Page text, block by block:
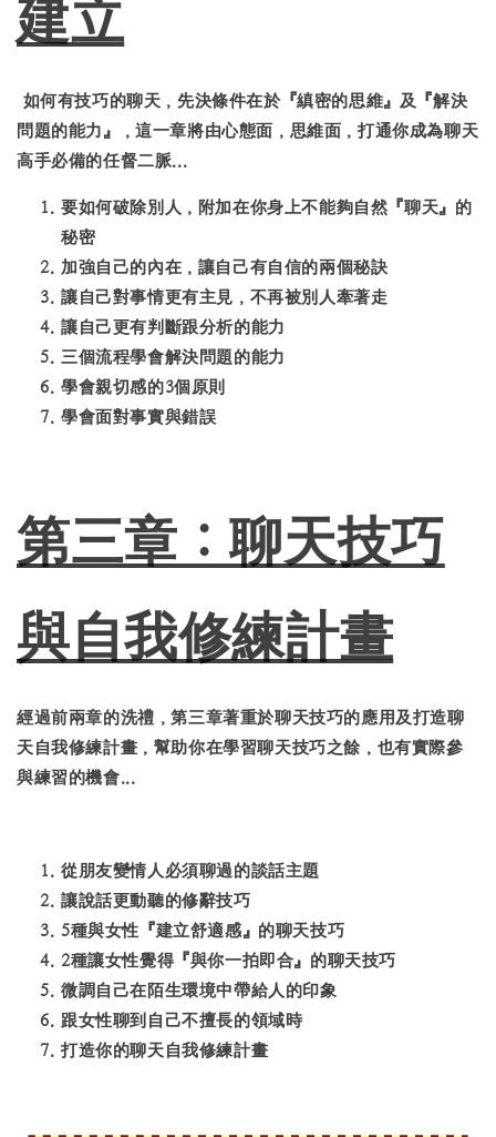
建立
如何有技巧的聊天，先決條件在於『縝密的思維』及『解決
問題的能力』，這一章將由心態面，思維面，打通你成為聊天
高手必備的任督二脈...
要如何破除別人，附加在你身上不能夠自然『聊天』的
秘密
加強自己的內在，讓自己有自信的兩個秘訣
讓自己對事情更有主見，不再被別人牽著走
讓自己更有判斷跟分析的能力
三個流程學會解決問題的能力
學會親切感的3個原則
學會面對事實與錯誤
第三章：聊天技巧
與自我修練計畫
經過前兩章的洗禮，第三章著重於聊天技巧的應用及打造聊
天自我修練計畫，幫助你在學習聊天技巧之餘，也有實際參
與練習的機會...
從朋友變情人必須聊過的談話主題
讓說話更動聽的修辭技巧
5種與女性『建立舒適感』的聊天技巧
2種讓女性覺得『與你一拍即合』的聊天技巧
微調自己在陌生環境中帶給人的印象
跟女性聊到自己不擅長的領域時
打造你的聊天自我修練計畫